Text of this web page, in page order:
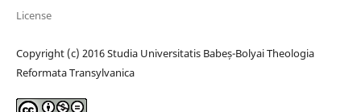
License
Copyright (c) 2016 Studia Universitatis Babeș-Bolyai Theologia
Reformata Transylvanica